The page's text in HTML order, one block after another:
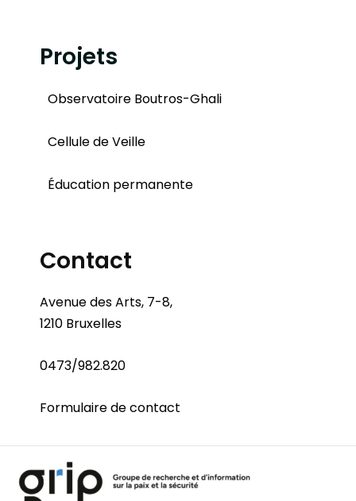
Projets
Observatoire Boutros-Ghali
Cellule de Veille
Éducation permanente
Contact
Avenue des Arts, 7-8,
1210 Bruxelles
0473/982.820
Formulaire de contact